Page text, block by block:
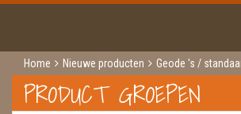
Home Nieuwe producten
Geode 's /
Standaard shjammaniet
PRODUCT GROEPEN